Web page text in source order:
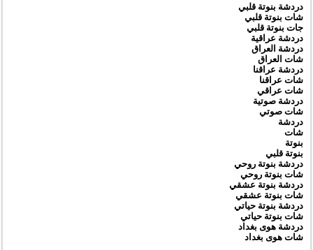
دردشة بنوتة قلبي
شات بنوتة قلبي
جات بنوتة قلبي
دردشة عراقية
دردشة العراق
شات العراق
دردشة عراقنا
شات عراقنا
شات عراقي
دردشة صوتية
شات صوتي
دردشة
شات
بنوتة
بنوتة قلبي
دردشة بنوتة روحي
شات بنوتة روحي
دردشة بنوتة عشقي
شات بنوتة عشقي
دردشة بنوتة حياتي
شات بنوتة حياتي
دردشة هوى بغداد
شات هوى بغداد